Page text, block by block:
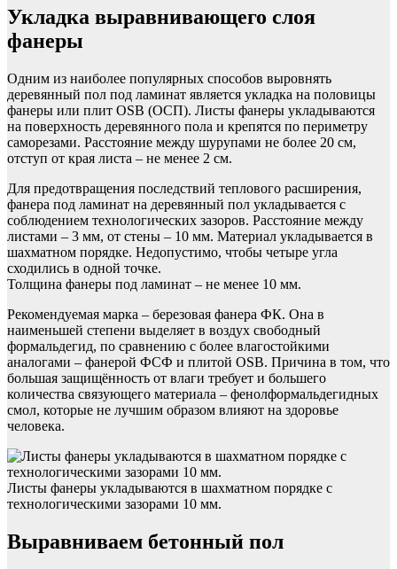
Укладка выравнивающего слоя
фанеры
Одним из наиболее популярных способов выровнять
деревянный пол под ламинат является укладка на половицы
фанеры или плит OSB (ОСП). Листы фанеры укладываются
на поверхность деревянного пола и крепятся по периметру
саморезами. Расстояние между шурупами не более 20 см,
отступ от края листа – не менее 2 см.
Для предотвращения последствий теплового расширения,
фанера под ламинат на деревянный пол укладывается с
соблюдением технологических зазоров. Расстояние между
листами – 3 мм, от стены – 10 мм. Материал укладывается в
шахматном порядке. Недопустимо, чтобы четыре угла
сходились в одной точке.
Толщина фанеры под ламинат – не менее 10 мм.
Рекомендуемая марка – березовая фанера ФК. Она в
наименьшей степени выделяет в воздух свободный
формальдегид, по сравнению с более влагостойкими
аналогами – фанерой ФСФ и плитой OSB. Причина в том, что
большая защищённость от влаги требует и большего
количества связующего материала – фенолформальдегидных
смол, которые не лучшим образом влияют на здоровье
человека.
Листы фанеры укладываются в шахматном порядке с
технологическими зазорами 10 мм.
Выравниваем бетонный пол